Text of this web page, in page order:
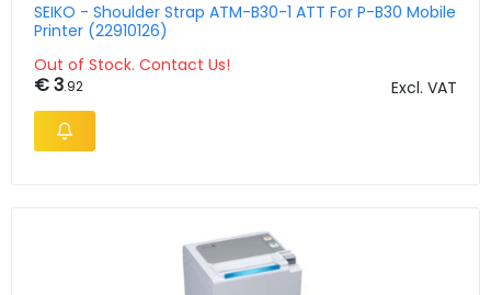
SEIKO - Shoulder Strap ATM-B30-1 ATT For P-B30 Mobile
Printer (22910126)
Out of Stock. Contact Us!
€ 3.92 Excl. VAT